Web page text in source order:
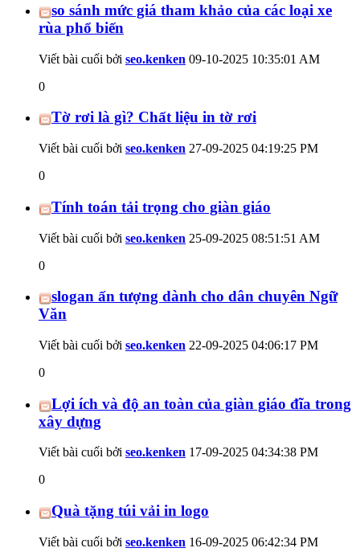
so sánh mức giá tham khảo của các loại xe
rùa phổ biến
Viết bài cuối bởi seo.kenken 09-10-2025 10:35:01 AM
0
Tờ rơi là gì? Chất liệu in tờ rơi
Viết bài cuối bởi seo.kenken 27-09-2025 04:19:25 PM
0
Tính toán tải trọng cho giàn giáo
Viết bài cuối bởi seo.kenken 25-09-2025 08:51:51 AM
0
slogan ấn tượng dành cho dân chuyên Ngữ
Văn
Viết bài cuối bởi seo.kenken 22-09-2025 04:06:17 PM
0
Lợi ích và độ an toàn của giàn giáo đĩa trong
xây dựng
Viết bài cuối bởi seo.kenken 17-09-2025 04:34:38 PM
0
Quà tặng túi vải in logo
Viết bài cuối bởi seo.kenken 16-09-2025 06:42:34 PM